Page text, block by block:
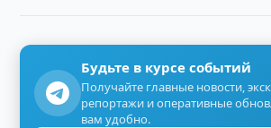
Будьте в курсе событий
Получайте главные новости,
репортажи и оперативные
вам удобно.